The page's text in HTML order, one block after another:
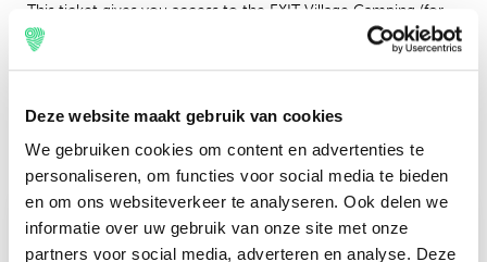
Deze website maakt gebruik van cookies
We gebruiken cookies om content en advertenties te
personaliseren, om functies voor social media te bieden
en om ons websiteverkeer te analyseren. Ook delen we
informatie over uw gebruik van onze site met onze
partners voor social media, adverteren en analyse. Deze
This ticket gives you access to the EXIT Village Camping (for
one person).
Check-in
4 July 2023